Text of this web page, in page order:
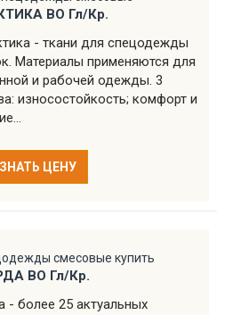
ВО Гл/Кр.
- ткани для спецодежды
Материалы применяются для
и рабочей одежды. 3
износостойкость; комфорт и
ЦЕНУ
ВО Гл/Кр.
- более 25 актуальных